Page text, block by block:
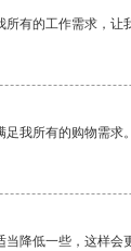
有的工作需求，让
我所有的购物需求。
降低一些，这样会